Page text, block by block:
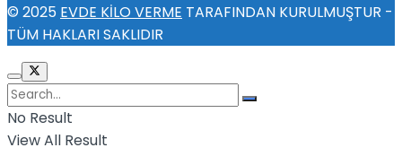
© 2025 EVDE KİLO VERME TARAFINDAN KURULMUŞTUR -
TÜM HAKLARI SAKLIDIR
No Result
View All Result